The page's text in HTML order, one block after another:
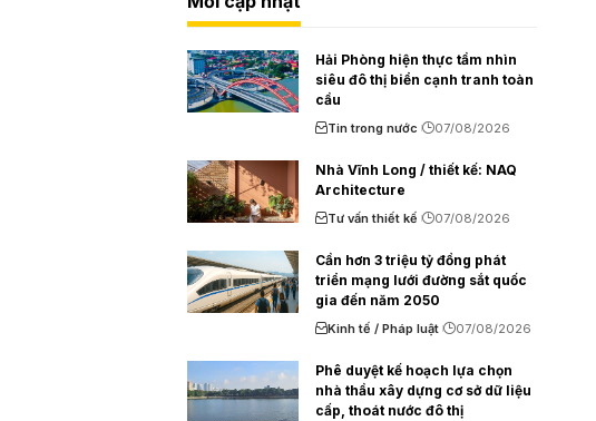
Hải Phòng hiện thực tầm nhìn
siêu đô thị biển cạnh tranh toàn
cầu
Tin trong nước 07/08/2026
Nhà Vĩnh Long / thiết kế: NAQ
Architecture
Tư vấn thiết kế 07/08/2026
Cần hơn 3 triệu tỷ đồng phát
triển mạng lưới đường sắt quốc
gia đến năm 2050
Kinh tế / Pháp luật 07/08/2026
Phê duyệt kế hoạch lựa chọn
nhà thầu xây dựng cơ sở dữ liệu
cấp, thoát nước đô thị